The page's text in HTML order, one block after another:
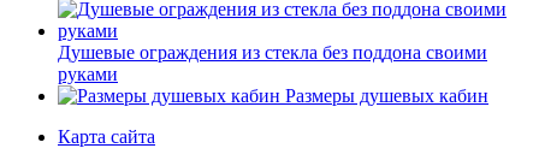
Душевые ограждения из стекла без поддона своими
руками
Размеры душевых кабин
Карта сайта